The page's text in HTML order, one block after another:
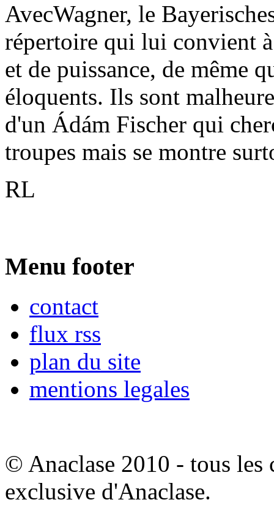
AvecWagner, le
répertoire qui lui convient
et de puissance, de même
éloquents. Ils sont
d'un Ádám Fischer qui
troupes mais se montre
RL
Menu footer
contact
flux rss
plan du site
mentions legales
© Anaclase 2010 - tous les
exclusive d'Anaclase.